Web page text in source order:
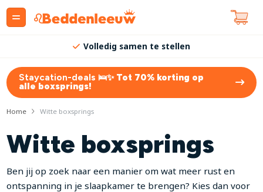
Volledig samen te stellen
Staycation-deals 🛌✨Tot 70% korting op
alle boxsprings!
Home Witte boxsprings
Witte boxsprings
Ben jij op zoek naar een manier om wat meer rust en
ontspanning in je slaapkamer te brengen? Kies dan voor